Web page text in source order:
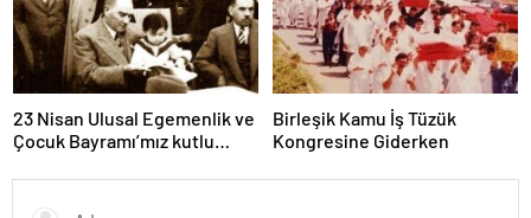
23 Nisan Ulusal Egemenlik ve
Çocuk Bayramı’mız kutlu
Birleşik Kamu İş Tüzük
Kongresine Giderken